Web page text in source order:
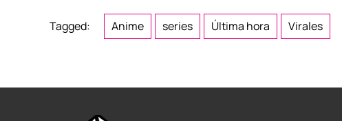
Tagged: Anime series Última hora Virales